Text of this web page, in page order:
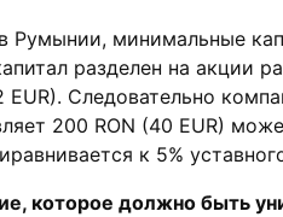
Румынии, минимальные
разделен на акции
Следовательно
200 RON (40 EUR)
к 5%
которое должно быть